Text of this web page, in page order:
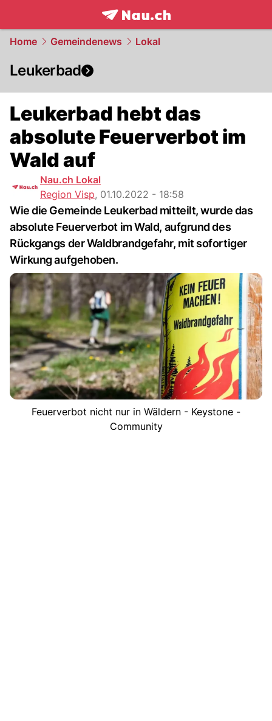
frontpage.NAU.ch
Home Gemeindenews Lokal
Leukerbad
Leukerbad hebt das
absolute Feuerverbot im
Wald auf
Nau.ch Lokal
Region Visp, 01.10.2022 - 18:58
Wie die Gemeinde Leukerbad mitteilt, wurde das
absolute Feuerverbot im Wald, aufgrund des
Rückgangs der Waldbrandgefahr, mit sofortiger
Wirkung aufgehoben.
Feuerverbot nicht nur in Wäldern - Keystone -
Community